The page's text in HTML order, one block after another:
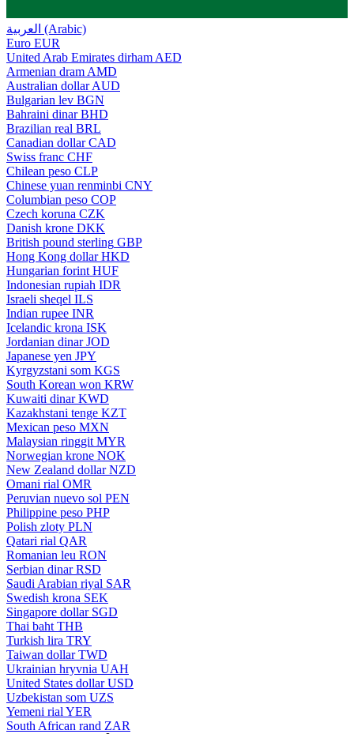
العربية (Arabic)
Euro EUR
United Arab Emirates dirham AED
Armenian dram AMD
Australian dollar AUD
Bulgarian lev BGN
Bahraini dinar BHD
Brazilian real BRL
Canadian dollar CAD
Swiss franc CHF
Chilean peso CLP
Chinese yuan renminbi CNY
Columbian peso COP
Czech koruna CZK
Danish krone DKK
British pound sterling GBP
Hong Kong dollar HKD
Hungarian forint HUF
Indonesian rupiah IDR
Israeli sheqel ILS
Indian rupee INR
Icelandic krona ISK
Jordanian dinar JOD
Japanese yen JPY
Kyrgyzstani som KGS
South Korean won KRW
Kuwaiti dinar KWD
Kazakhstani tenge KZT
Mexican peso MXN
Malaysian ringgit MYR
Norwegian krone NOK
New Zealand dollar NZD
Omani rial OMR
Peruvian nuevo sol PEN
Philippine peso PHP
Polish zloty PLN
Qatari rial QAR
Romanian leu RON
Serbian dinar RSD
Saudi Arabian riyal SAR
Swedish krona SEK
Singapore dollar SGD
Thai baht THB
Turkish lira TRY
Taiwan dollar TWD
Ukrainian hryvnia UAH
United States dollar USD
Uzbekistan som UZS
Yemeni rial YER
South African rand ZAR